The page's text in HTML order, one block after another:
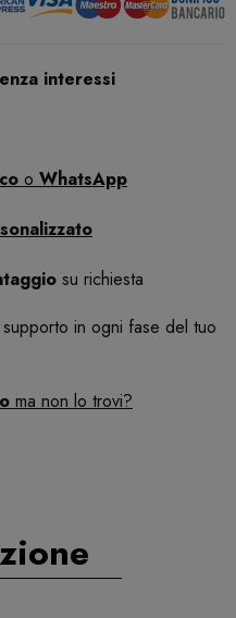
interessi
o WhatsApp
su richiesta
in ogni fase del tuo
ma non lo trovi?